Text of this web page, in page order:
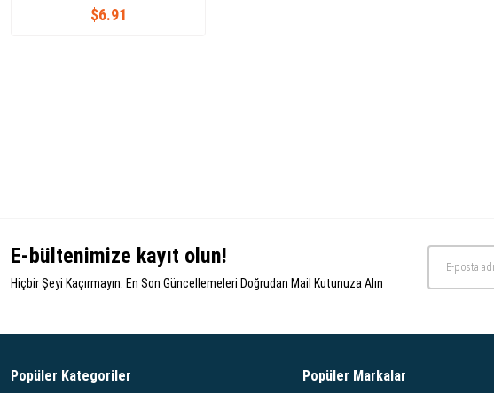
$6.91
E-bültenimize kayıt olun!
Hiçbir Şeyi Kaçırmayın: En Son Güncellemeleri Doğrudan Mail Kutunuza Alın
Popüler Kategoriler Popüler Markalar